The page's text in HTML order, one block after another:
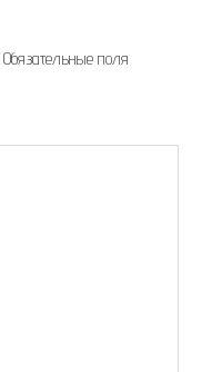
Обязательные поля